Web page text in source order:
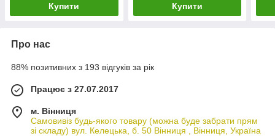
Купити Купити
Про нас
88% позитивних з 193 відгуків за рік
Працює з 27.07.2017
м. Вінниця
Самовивіз будь-якого товару (можна буде забрати прям
зі складу) вул. Келецька, б. 50 Вінниця , Вінниця, Україна